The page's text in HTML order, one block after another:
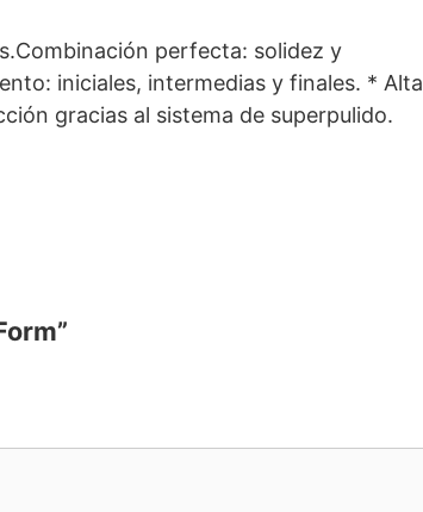
perfecta: solidez y
iniciales, intermedias y finales. * Alta
gracias al sistema de superpulido.